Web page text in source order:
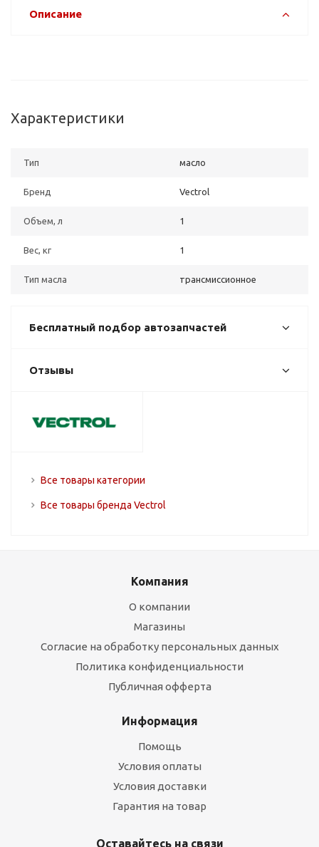
Описание
Характеристики
Тип масло
Бренд Vectrol
Объем, л 1
Вес, кг 1
Тип масла трансмиссионное
Бесплатный подбор автозапчастей
Отзывы
Все товары категории
Все товары бренда Vectrol
Компания
О компании
Магазины
Согласие на обработку персональных данных
Политика конфиденциальности
Публичная офферта
Информация
Помощь
Условия оплаты
Условия доставки
Гарантия на товар
Оставайтесь на связи